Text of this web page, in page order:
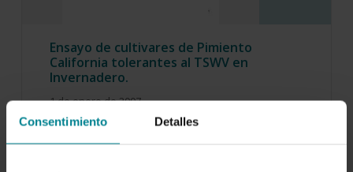
Consentimiento Detalles
Ensayo de cultivares de Pimiento
California tolerantes al TSWV en
Invernadero.
1 de enero de 2007